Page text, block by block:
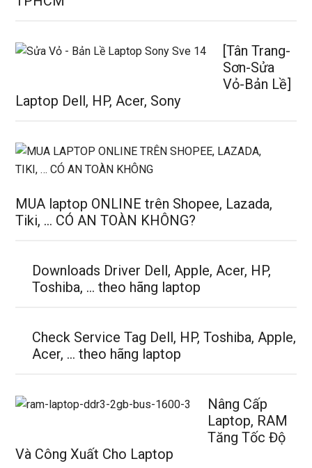
[Tân Trang-
Sơn-Sửa
Vỏ-Bản Lề]
Laptop Dell, HP, Acer, Sony
MUA laptop ONLINE trên Shopee, Lazada,
Tiki, … CÓ AN TOÀN KHÔNG?
Downloads Driver Dell, Apple, Acer, HP,
Toshiba, … theo hãng laptop
Check Service Tag Dell, HP, Toshiba, Apple,
Acer, … theo hãng laptop
Nâng Cấp
Laptop, RAM
Tăng Tốc Độ
Và Công Xuất Cho Laptop